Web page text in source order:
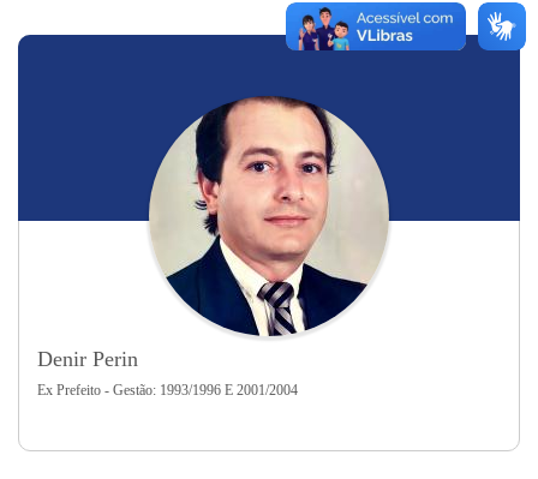
Denir Perin
Ex Prefeito - Gestão: 1993/1996 E 2001/2004